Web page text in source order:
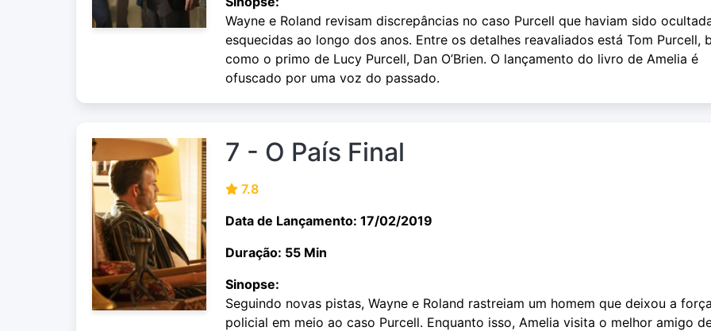
Wayne e Roland revisam discrepâncias no caso Purcell que haviam sido
esquecidas ao longo dos anos. Entre os detalhes reavaliados está Tom Purcell,
como o primo de Lucy Purcell, Dan O’Brien. O lançamento do livro de Amelia é
ofuscado por uma voz do passado.
7 - O País Final
7.8
Data de Lançamento: 17/02/2019
Duração: 55 Min
Sinopse:
Seguindo novas pistas, Wayne e Roland rastreiam um homem que deixou a
policial em meio ao caso Purcell. Enquanto isso, Amelia visita o melhor amigo